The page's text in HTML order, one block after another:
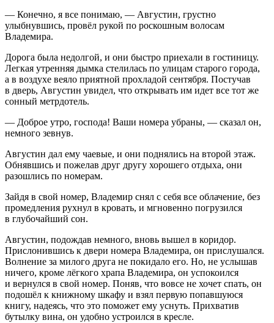
— Конечно, я все понимаю, — Августин, грустно
улыбнувшись, провёл рукой по роскошным волосам
Владемира.
Дорога была недолгой, и они быстро приехали в гостиницу.
Легкая утренняя дымка стелилась по улицам старого города,
а в воздухе веяло приятной прохладой сентября. Постучав
в дверь, Августин увидел, что открывать им идет все тот же
сонный метрдотель.
— Доброе утро, господа! Ваши номера убраны, — сказал он,
немного зевнув.
Августин дал ему чаевые, и они поднялись на второй этаж.
Обнявшись и пожелав друг другу хорошего отдыха, они
разошлись по номерам.
Зайдя в свой номер, Владемир снял с себя все облачение, без
промедления рухнул в кровать, и мгновенно погрузился
в глубочайший сон.
Августин, подождав немного, вновь вышел в коридор.
Прислонившись к двери номера Владемира, он прислушался.
Волнение за милого друга не покидало его. Но, не услышав
ничего, кроме лёгкого храпа Владемира, он успокоился
и вернулся в свой номер. Поняв, что вовсе не хочет спать, он
подошёл к книжному шкафу и взял первую попавшуюся
книгу, надеясь, что это поможет ему уснуть. Прихватив
бутылку вина, он удобно устроился в кресле.